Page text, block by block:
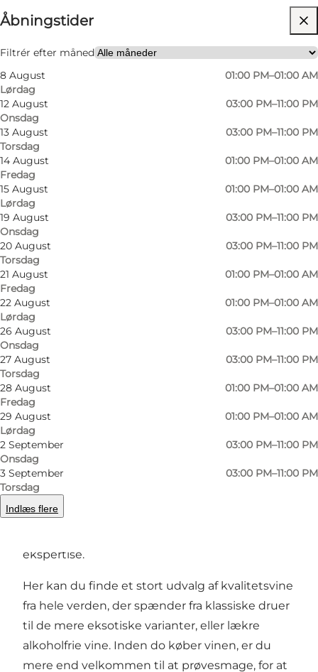
Åbningstider
Filtrér efter måned
8 August
Lørdag
01:00 PM–01:00 AM
12 August
Onsdag
03:00 PM–11:00 PM
13 August
Torsdag
03:00 PM–11:00 PM
14 August
Fredag
01:00 PM–01:00 AM
15 August
Lørdag
01:00 PM–01:00 AM
19 August
Onsdag
03:00 PM–11:00 PM
20 August
Torsdag
03:00 PM–11:00 PM
21 August
Fredag
01:00 PM–01:00 AM
22 August
Lørdag
01:00 PM–01:00 AM
26 August
Onsdag
03:00 PM–11:00 PM
27 August
Torsdag
03:00 PM–11:00 PM
28 August
Fredag
01:00 PM–01:00 AM
29 August
Lørdag
01:00 PM–01:00 AM
2 September
Onsdag
03:00 PM–11:00 PM
3 September
Torsdag
03:00 PM–11:00 PM
Indlæs flere
Besøg hjemmeside
Min partner, Venner
S'vineriet Vinapotek Foto:
I Klargade, tæt på H.C. Andersens
Barndomshjem, ligger S’vineriet Vinapotek,
hvor du kan opleve en verden af vin fra hele
ekspertise.
Her kan du finde et stort udvalg af kvalitetsvine
fra hele verden, der spænder fra klassiske druer
til de mere eksotiske varianter, eller lækre
alkoholfrie vine. Inden do køber vinen, er du
mere end velkommen til at prøvesmage, for at